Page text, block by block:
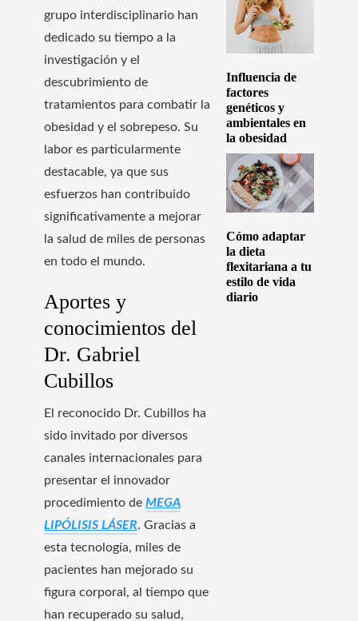
grupo interdisciplinario han
dedicado su tiempo a la
investigación y el
descubrimiento de
tratamientos para combatir la
obesidad y el sobrepeso. Su
labor es particularmente
destacable, ya que sus
esfuerzos han contribuido
significativamente a mejorar
la salud de miles de personas
en todo el mundo.
Aportes y
conocimientos del
Dr. Gabriel
Cubillos
El reconocido Dr. Cubillos ha
sido invitado por diversos
canales internacionales para
presentar el innovador
procedimiento de MEGA
LIPÓLISIS LÁSER. Gracias a
esta tecnología, miles de
pacientes han mejorado su
figura corporal, al tiempo que
han recuperado su salud,
Influencia de
factores
genéticos y
ambientales en
la obesidad
Cómo adaptar
la dieta
flexitariana a tu
estilo de vida
diario